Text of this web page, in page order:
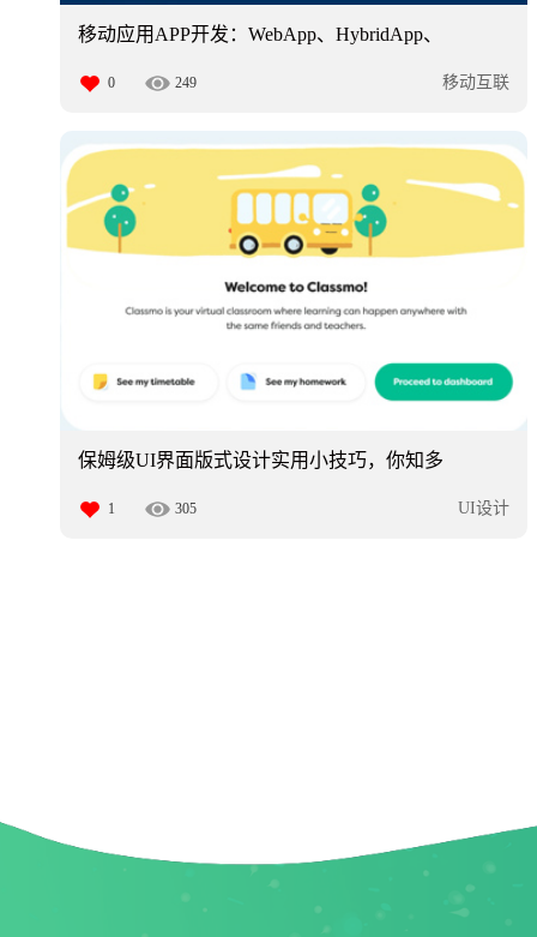
移动应用APP开发：WebApp、HybridApp、
0 249 移动互联
保姆级UI界面版式设计实用小技巧，你知多
1 305 UI设计